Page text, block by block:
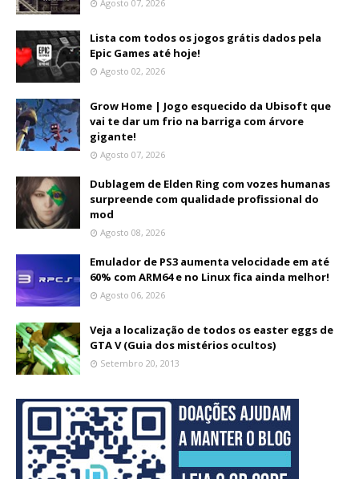
Agosto 07, 2026
Lista com todos os jogos grátis dados pela
Epic Games até hoje!
Agosto 02, 2026
Grow Home | Jogo esquecido da Ubisoft que
vai te dar um frio na barriga com árvore
gigante!
Agosto 07, 2026
Dublagem de Elden Ring com vozes humanas
surpreende com qualidade profissional do
mod
Agosto 08, 2026
Emulador de PS3 aumenta velocidade em até
60% com ARM64 e no Linux fica ainda melhor!
Agosto 06, 2026
Veja a localização de todos os easter eggs de
GTA V (Guia dos mistérios ocultos)
Setembro 20, 2013